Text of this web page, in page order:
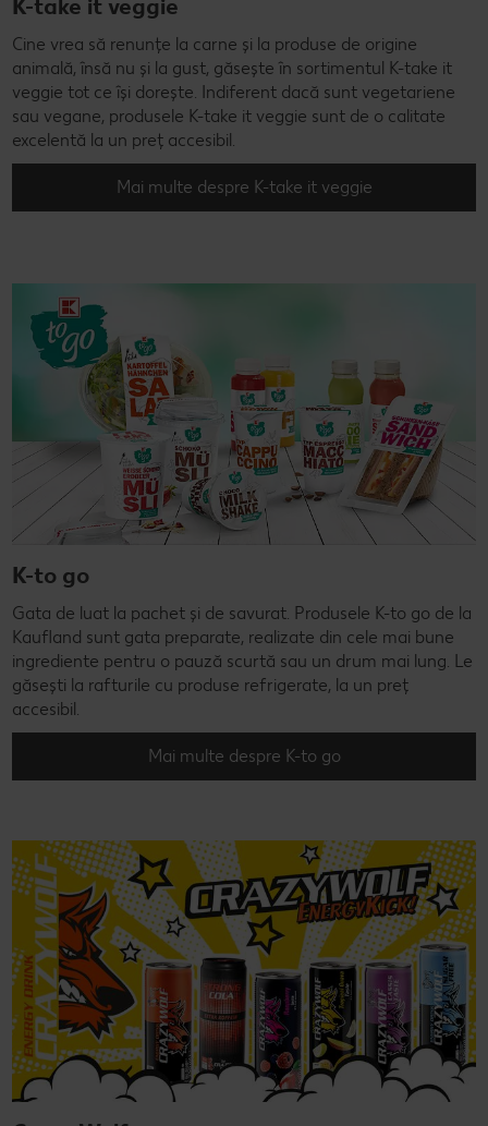
K-take it veggie
Cine vrea să renunțe la carne și la produse de origine
animală, însă nu și la gust, găsește în sortimentul K-take it
veggie tot ce își dorește. Indiferent dacă sunt vegetariene
sau vegane, produsele K-take it veggie sunt de o calitate
excelentă la un preț accesibil.
Mai multe despre K-take it veggie
K-to go
Gata de luat la pachet și de savurat. Produsele K-to go de la
Kaufland sunt gata preparate, realizate din cele mai bune
ingrediente pentru o pauză scurtă sau un drum mai lung. Le
găsești la rafturile cu produse refrigerate, la un preț
accesibil.
Mai multe despre K-to go